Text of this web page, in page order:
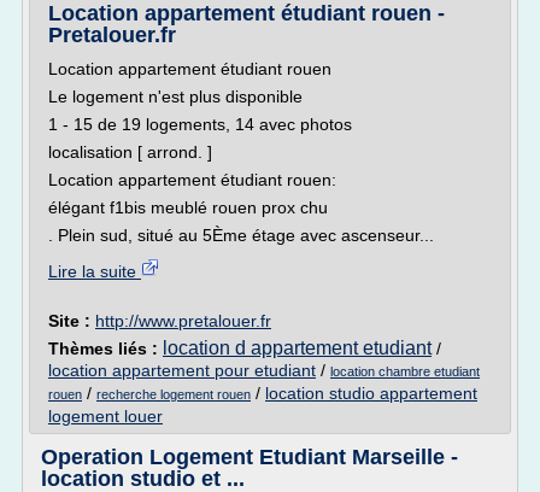
Location appartement étudiant rouen -
Pretalouer.fr
Location appartement étudiant rouen
Le logement n'est plus disponible
1 - 15 de 19 logements, 14 avec photos
localisation [ arrond. ]
Location appartement étudiant rouen:
élégant f1bis meublé rouen prox chu
. Plein sud, situé au 5Ème étage avec ascenseur...
Lire la suite
Site : http://www.pretalouer.fr
Thèmes liés : location d appartement etudiant/
location appartement pour etudiant / location chambre etudiant
rouen / recherche logement rouen / location studio appartement
logement louer
Operation Logement Etudiant Marseille -
location studio et ...